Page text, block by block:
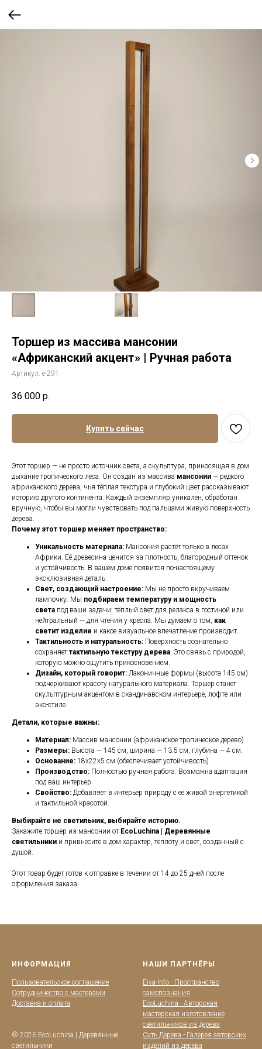
Торшер из массива мансонии
«Африканский акцент» | Ручная работа
Артикул: е-291
36 000 р.
Купить сейчас
Этот торшер — не просто источник света, а скульптура, приносящая в дом
дыхание тропического леса. Он создан из массива мансонии — редкого
африканского дерева, чья тёплая текстура и глубокий цвет рассказывают
историю другого континента. Каждый экземпляр уникален, обработан
вручную, чтобы вы могли чувствовать под пальцами живую поверхность
дерева.
Почему этот торшер меняет пространство:
Уникальность материала: Мансония растёт только в лесах
Африки. Её древесина ценится за плотность, благородный оттенок
и устойчивость. В вашем доме появится по-настоящему
эксклюзивная деталь.
Свет, создающий настроение: Мы не просто вкручиваем
лампочку. Мы подбираем температуру и мощность
света под ваши задачи: тёплый свет для релакса в гостиной или
нейтральный — для чтения у кресла. Мы думаем о том, как
светит изделие и какое визуальное впечатление производит.
Тактильность и натуральность: Поверхность сознательно
сохраняеттактильную текстуру дерева. Это связь с природой,
которую можно ощутить прикосновением.
Дизайн, который говорит: Лаконичные формы (высота 145 см)
подчеркивают красоту натурального материала. Торшер станет
скульптурным акцентом в скандинавском интерьере, лофте или
эко-стиле.
Детали, которые важны:
Материал: Массив мансонии (африканское тропическое дерево).
Размеры: Высота — 145 см, ширина — 13.5 см, глубина — 4 см.
Основание: 18x22x5 см (обеспечивает устойчивость).
Производство: Полностью ручная работа. Возможна адаптация
под ваш интерьер.
Свойство: Добавляет в интерьер природу с её живой энергетикой
и тактильной красотой.
Выбирайте не светильник, выбирайте историю.
Закажите торшер из мансонии от EcoLuchina | Деревянные
светильники и привнесите в дом характер, теплоту и свет, созданный с
душой.
Этот товар будет готов к отправке в течении от 14 до 25 дней после
оформления заказа
ИНФОРМАЦИЯ
Пользовательское соглашение
Сотрудничество с мастерами
Доставка и оплата
© 2026 EcoLuchina | Деревянные
светильники
НАШИ ПАРТНЁРЫ
Eiva-Info - Пространство
самопознания
EcoLuchina - Авторская
мастерская изготовление
светильников из дерева
Суть Дерева - Галерея авторских
изделий из дерева